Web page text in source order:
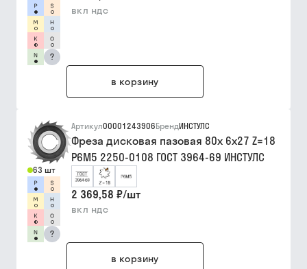
?
вкл ндс
в корзину
63 шт
?
Артикул00001243906БрендИНСТУЛС
Фреза дисковая пазовая 80х 6х27 Z=18
Р6М5 2250-0108 ГОСТ 3964-69 ИНСТУЛС
2 369,58 ₽/шт
вкл ндс
в корзину